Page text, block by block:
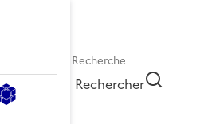
Rechercher